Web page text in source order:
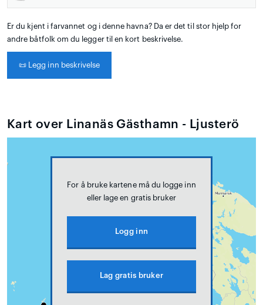
Er du kjent i farvannet og i denne havna? Da er det til stor hjelp for
andre båtfolk om du legger til en kort beskrivelse.
📜 Legg inn beskrivelse
Kart over Linanäs Gästhamn - Ljusterö
For å bruke kartene må du logge inn
eller lage en gratis bruker
Logg inn
Lag gratis bruker